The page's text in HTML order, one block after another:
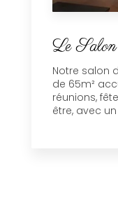
Le Salon
Notre salon
de 65m²
réunions,
être, avec